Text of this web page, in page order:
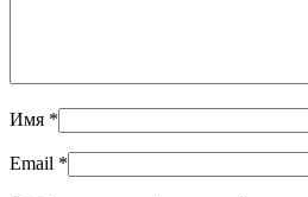
Имя *
Email *